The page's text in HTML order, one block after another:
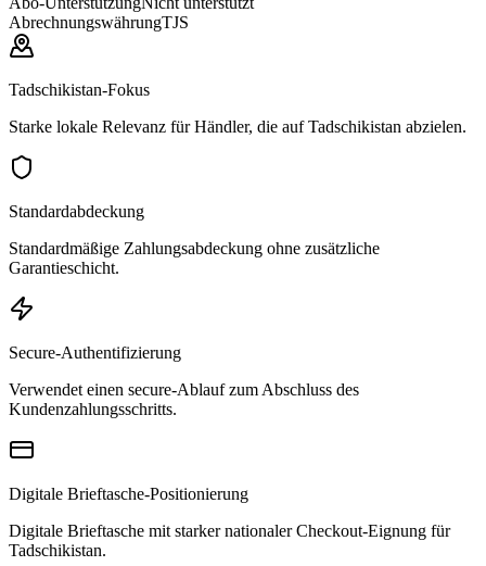
AbrechnungswährungTJS
Tadschikistan-Fokus
Starke lokale Relevanz für Händler, die auf Tadschikistan abzielen.
Standardabdeckung
Standardmäßige Zahlungsabdeckung ohne zusätzliche
Garantieschicht.
Secure-Authentifizierung
Verwendet einen secure-Ablauf zum Abschluss des
Kundenzahlungsschritts.
Digitale Brieftasche-Positionierung
Digitale Brieftasche mit starker nationaler Checkout-Eignung für
Tadschikistan.